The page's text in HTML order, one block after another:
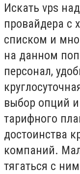
Искать vps
провайдера
списком и
на данном
персонал,
выбор опций
тарифного
достоинства
компаний.
тягаться с